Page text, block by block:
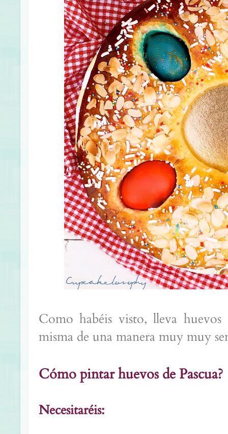
Como habéis visto, lleva
misma de una manera muy muy
Cómo pintar huevos de Pascua?
Necesitaréis: